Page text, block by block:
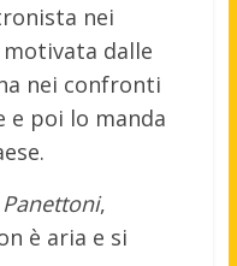
nei
dalle
nei confronti
e poi lo manda
,
è aria e si